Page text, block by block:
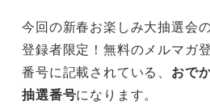
今回の新春お楽しみ大抽選会
登録者限定！無料のメルマガ
番号に記載されている、 おで
抽選番号になります。